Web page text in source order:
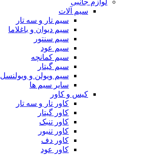
سیم آلات
سیم تار و سه تار
سیم دیوان و باغلاما
سیم سنتور
سیم عود
سیم کمانچه
سیم گیتار
سیم ویولن و ویولنسل
سایر سیم ها
کیس و کاور
کاور تار و سه تار
کاور گیتار
کاور تنبک
کاور تنبور
کاور دف
کاور عود